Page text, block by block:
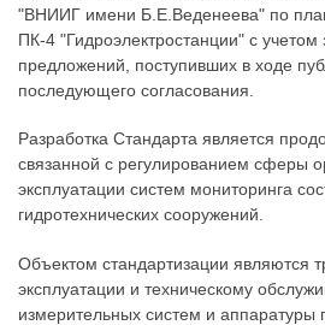
"ВНИИГ имени Б.Е.Веденеева" по
ПК-4 "Гидроэлектростанции" c учетом
предложений, поступивших в ходе
последующего согласования.
Разработка Стандарта является
связанной с регулированием сферы
эксплуатации систем мониторинга
гидротехнических сооружений.
Объектом стандартизации являются
эксплуатации и техническому
измерительных систем и аппаратуры